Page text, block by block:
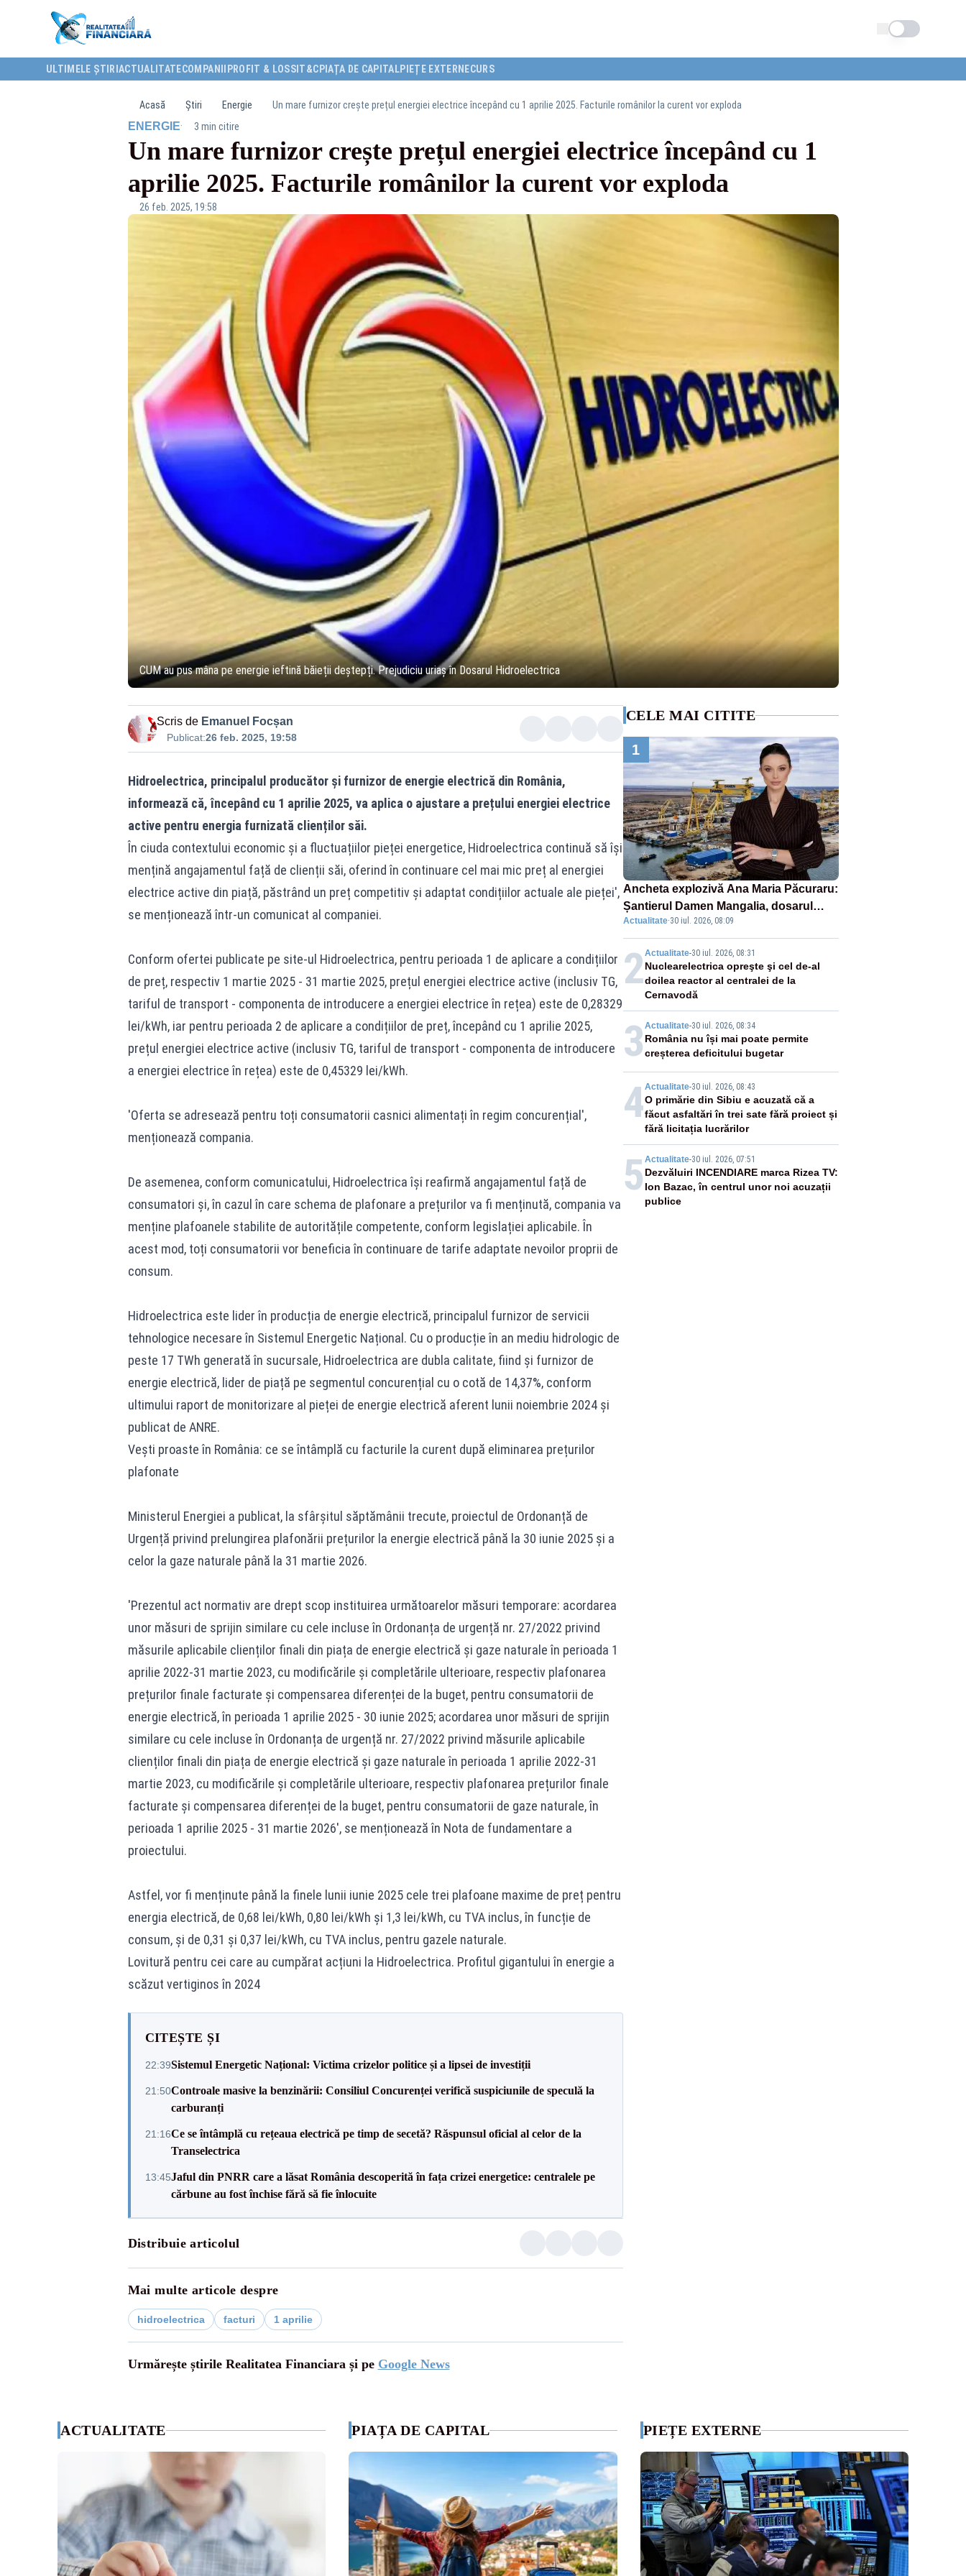
Schimba tema
ULTIMELE ȘTIRI ACTUALITATECOMPANII PROFIT & LOSS IT&C PIAȚA DE CAPITALPIEȚE EXTERNECURS
Acasă Știri Energie Un mare furnizor crește prețul energiei electrice începând cu 1 aprilie 2025. Facturile românilor la curent vor exploda
ENERGIE· 3 min citire
Un mare furnizor crește prețul energiei electrice începând cu 1
aprilie 2025. Facturile românilor la curent vor exploda
26 feb. 2025, 19:58
CUM au pus mâna pe energie ieftină băieții deștepți. Prejudiciu uriaș în Dosarul Hidroelectrica
Scris de Emanuel Focșan
Publicat:26 feb. 2025, 19:58
Hidroelectrica, principalul producător și furnizor de energie electrică din România,
informează că, începând cu 1 aprilie 2025, va aplica o ajustare a prețului energiei electrice
active pentru energia furnizată clienților săi.
În ciuda contextului economic și a fluctuațiilor pieței energetice, Hidroelectrica continuă să își
mențină angajamentul față de clienții săi, oferind în continuare cel mai mic preț al energiei
electrice active din piață, păstrând un preț competitiv și adaptat condițiilor actuale ale pieței',
se menționează într-un comunicat al companiei.
Conform ofertei publicate pe site-ul Hidroelectrica, pentru perioada 1 de aplicare a condițiilor
de preț, respectiv 1 martie 2025 - 31 martie 2025, prețul energiei electrice active (inclusiv TG,
tariful de transport - componenta de introducere a energiei electrice în rețea) este de 0,28329
lei/kWh, iar pentru perioada 2 de aplicare a condițiilor de preț, începând cu 1 aprilie 2025,
prețul energiei electrice active (inclusiv TG, tariful de transport - componenta de introducere
a energiei electrice în rețea) este de 0,45329 lei/kWh.
'Oferta se adresează pentru toți consumatorii casnici alimentați în regim concurențial',
menționează compania.
De asemenea, conform comunicatului, Hidroelectrica își reafirmă angajamentul față de
consumatori și, în cazul în care schema de plafonare a prețurilor va fi menținută, compania va
menține plafoanele stabilite de autoritățile competente, conform legislației aplicabile. În
acest mod, toți consumatorii vor beneficia în continuare de tarife adaptate nevoilor proprii de
consum.
Hidroelectrica este lider în producția de energie electrică, principalul furnizor de servicii
tehnologice necesare în Sistemul Energetic Național. Cu o producție în an mediu hidrologic de
peste 17 TWh generată în sucursale, Hidroelectrica are dubla calitate, fiind și furnizor de
energie electrică, lider de piață pe segmentul concurențial cu o cotă de 14,37%, conform
ultimului raport de monitorizare al pieței de energie electrică aferent lunii noiembrie 2024 și
publicat de ANRE.
Vești proaste în România: ce se întâmplă cu facturile la curent după eliminarea prețurilor
plafonate
Ministerul Energiei a publicat, la sfârșitul săptămânii trecute, proiectul de Ordonanță de
Urgență privind prelungirea plafonării prețurilor la energie electrică până la 30 iunie 2025 și a
celor la gaze naturale până la 31 martie 2026.
'Prezentul act normativ are drept scop instituirea următoarelor măsuri temporare: acordarea
unor măsuri de sprijin similare cu cele incluse în Ordonanța de urgență nr. 27/2022 privind
măsurile aplicabile clienților finali din piața de energie electrică și gaze naturale în perioada 1
aprilie 2022-31 martie 2023, cu modificările și completările ulterioare, respectiv plafonarea
prețurilor finale facturate și compensarea diferenței de la buget, pentru consumatorii de
energie electrică, în perioada 1 aprilie 2025 - 30 iunie 2025; acordarea unor măsuri de sprijin
similare cu cele incluse în Ordonanța de urgență nr. 27/2022 privind măsurile aplicabile
clienților finali din piața de energie electrică și gaze naturale în perioada 1 aprilie 2022-31
martie 2023, cu modificările și completările ulterioare, respectiv plafonarea prețurilor finale
facturate și compensarea diferenței de la buget, pentru consumatorii de gaze naturale, în
perioada 1 aprilie 2025 - 31 martie 2026', se menționează în Nota de fundamentare a
proiectului.
Astfel, vor fi menținute până la finele lunii iunie 2025 cele trei plafoane maxime de preț pentru
energia electrică, de 0,68 lei/kWh, 0,80 lei/kWh și 1,3 lei/kWh, cu TVA inclus, în funcție de
consum, și de 0,31 și 0,37 lei/kWh, cu TVA inclus, pentru gazele naturale.
Lovitură pentru cei care au cumpărat acțiuni la Hidroelectrica. Profitul gigantului în energie a
scăzut vertiginos în 2024
CITEȘTE ȘI
22:39Sistemul Energetic Național: Victima crizelor politice și a lipsei de investiții
21:50Controale masive la benzinării: Consiliul Concurenței verifică suspiciunile de speculă la
carburanți
21:16Ce se întâmplă cu rețeaua electrică pe timp de secetă? Răspunsul oficial al celor de la
Transelectrica
13:45Jaful din PNRR care a lăsat România descoperită în fața crizei energetice: centralele pe
cărbune au fost închise fără să fie înlocuite
Distribuie articolul
Mai multe articole despre
hidroelectrica facturi 1 aprilie
Urmărește știrile Realitatea Financiara și pe Google News
CELE MAI CITITE
1
Ancheta explozivă Ana Maria Păcuraru:
Șantierul Damen Mangalia, dosarul
care scufundă apărarea României
Actualitate·30 iul. 2026, 08:09
2Actualitate-30 iul. 2026, 08:31
Nuclearelectrica opreşte şi cel de-al
doilea reactor al centralei de la
Cernavodă
3 Actualitate-30 iul. 2026, 08:34
România nu își mai poate permite
creșterea deficitului bugetar
4Actualitate-30 iul. 2026, 08:43
O primărie din Sibiu e acuzată că a
făcut asfaltări în trei sate fără proiect și
fără licitația lucrărilor
5 Actualitate-30 iul. 2026, 07:51
Dezvăluiri INCENDIARE marca Rizea TV:
Ion Bazac, în centrul unor noi acuzații
publice
ACTUALITATE PIAȚA DE CAPITAL PIEȚE EXTERNE